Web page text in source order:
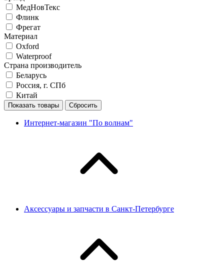
МедНовТекс
Флинк
Фрегат
Материал
Oxford
Waterproof
Страна производитель
Беларусь
Россия, г. СПб
Китай
Показать товары Сбросить
Интернет-магазин "По волнам"
Аксессуары и запчасти в Санкт-Петербурге